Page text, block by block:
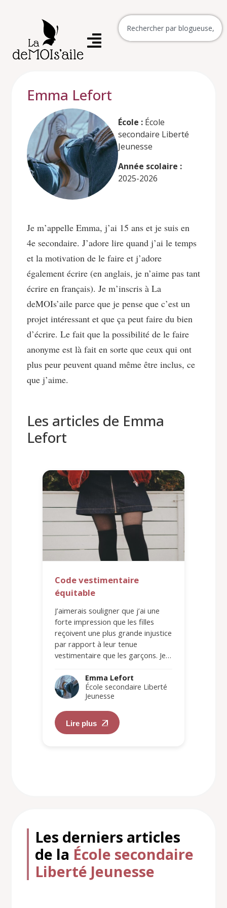
Emma Lefort
École : École
secondaire Liberté
Jeunesse
Année scolaire :
2025-2026
Je m’appelle Emma, j’ai 15 ans et je suis en
4e secondaire. J’adore lire quand j’ai le temps
et la motivation de le faire et j’adore
également écrire (en anglais, je n’aime pas tant
écrire en français). Je m’inscris à La
deMOIs’aile parce que je pense que c’est un
projet intéressant et que ça peut faire du bien
d’écrire. Le fait que la possibilité de le faire
anonyme est là fait en sorte que ceux qui ont
plus peur peuvent quand même être inclus, ce
que j’aime.
Les articles de Emma
Lefort
Code vestimentaire
équitable
J’aimerais souligner que j’ai une
forte impression que les filles
reçoivent une plus grande injustice
par rapport à leur tenue
vestimentaire que les garçons. Je…
Emma Lefort
École secondaire Liberté
Jeunesse
Lire plus
Les derniers articles
de la École secondaire
Liberté Jeunesse